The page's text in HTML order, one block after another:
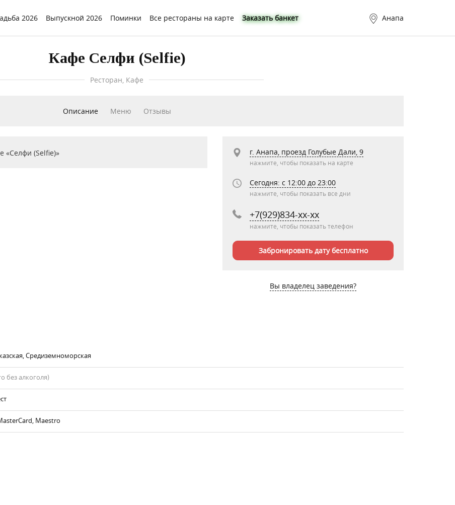
2026 Выпускной 2026 Поминки Все рестораны на карте Заказать банкет Анапа
Кафе Селфи (Selfie)
Ресторан, Кафе
Описание Меню Отзывы
г. Анапа, проезд Голубые Дали, 9
нажмите, чтобы показать на карте
Сегодня: c 12:00 до 23:00
нажмите, чтобы показать все дни
+7(929)834-xx-xx
нажмите, чтобы показать телефон
Забронировать дату бесплатно
Вы владелец заведения?
Средиземноморская
без алкоголя)
Maestro